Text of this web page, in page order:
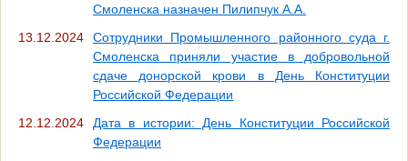
Смоленска назначен Пилипчук А.А.
13.12.2024
Сотрудники Промышленного районного суда г.
Смоленска приняли участие в добровольной
сдаче донорской крови в День Конституции
Российской Федерации
12.12.2024
Дата в истории: День Конституции Российской
Федерации